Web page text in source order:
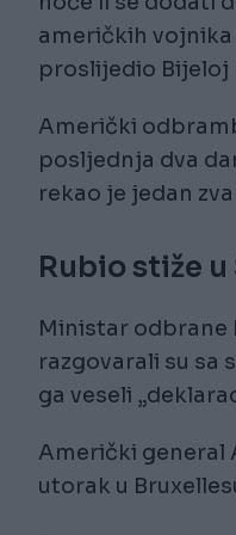
američkih vojnika
proslijedio Bijeloj
Američki
posljednja dva
rekao je jedan
Rubio stiže u
Ministar odbrane
razgovarali su sa
ga veseli
Američki general
utorak u